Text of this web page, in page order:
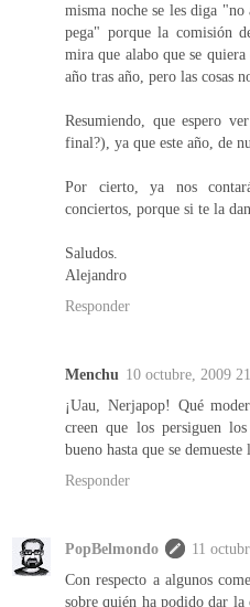
misma noche se les diga "no
pega" porque la comisión
mira que alabo que se
año tras año, pero las cosas
Resumiendo, que espero
final?), ya que este año, de
Por cierto, ya nos
conciertos, porque si te la
Saludos.
Alejandro
Responder
Menchu 10 octubre, 2009
¡Uau, Nerjapop! Qué
creen que los persiguen
bueno hasta que se
Responder
PopBelmondo
11
Con respecto a algunos
sobre quién ha podido dar